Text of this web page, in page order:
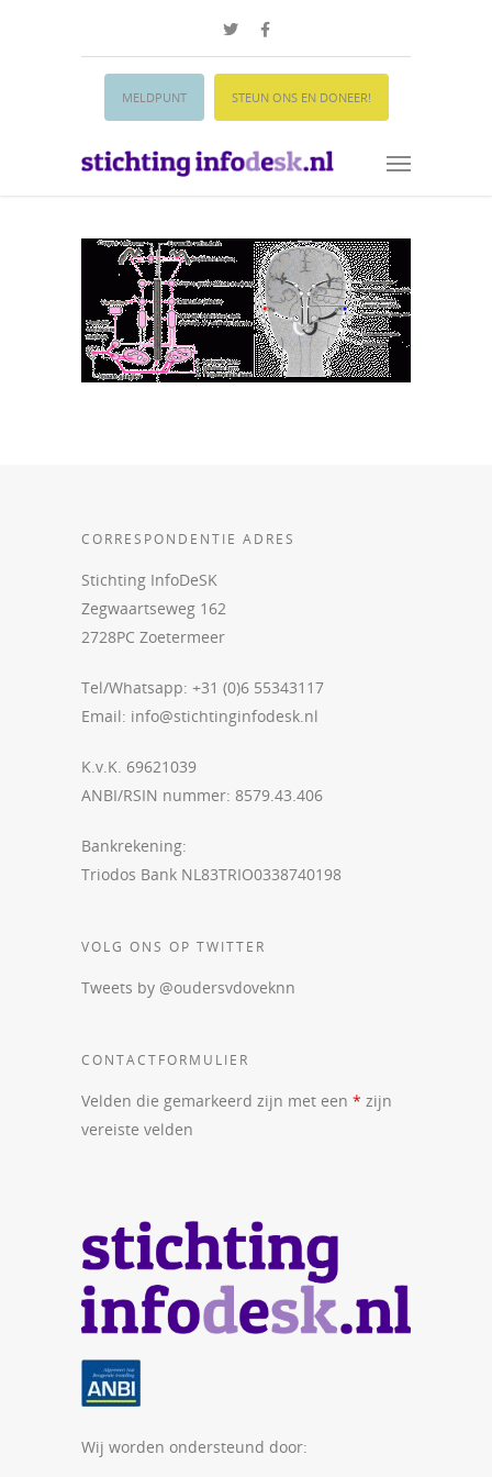
MELDPUNT STEUN ONS EN DONEER!
CORRESPONDENTIE ADRES
Stichting InfoDeSK
Zegwaartseweg 162
2728PC Zoetermeer
Tel/Whatsapp: +31 (0)6 55343117
Email: info@stichtinginfodesk.nl
K.v.K. 69621039
ANBI/RSIN nummer: 8579.43.406
Bankrekening:
Triodos Bank NL83TRIO0338740198
VOLG ONS OP TWITTER
Tweets by @oudersvdoveknn
CONTACTFORMULIER
Velden die gemarkeerd zijn met een * zijn
vereiste velden
Wij worden ondersteund door: